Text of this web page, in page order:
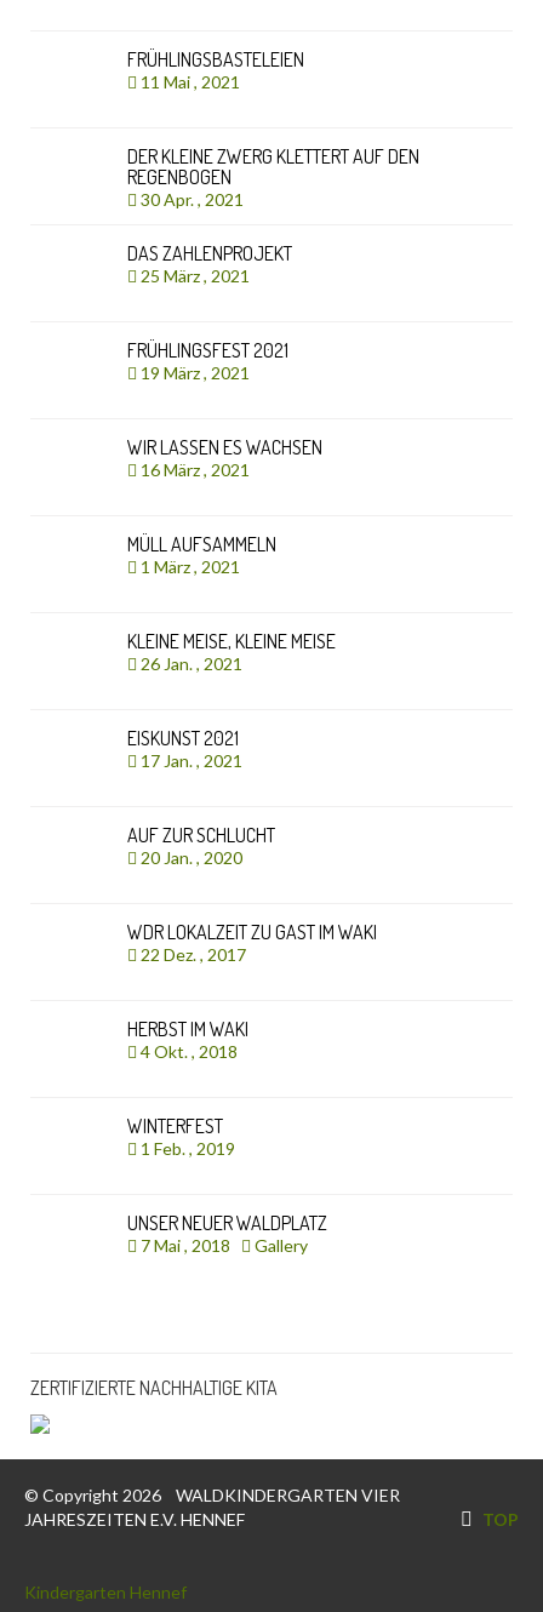
FRÜHLINGSBASTELEIEN
11 Mai , 2021
DER KLEINE ZWERG KLETTERT AUF DEN
REGENBOGEN
30 Apr. , 2021
DAS ZAHLENPROJEKT
25 März , 2021
FRÜHLINGSFEST 2021
19 März , 2021
WIR LASSEN ES WACHSEN
16 März , 2021
MÜLL AUFSAMMELN
1 März , 2021
KLEINE MEISE, KLEINE MEISE
26 Jan. , 2021
EISKUNST 2021
17 Jan. , 2021
AUF ZUR SCHLUCHT
20 Jan. , 2020
WDR LOKALZEIT ZU GAST IM WAKI
22 Dez. , 2017
HERBST IM WAKI
4 Okt. , 2018
WINTERFEST
1 Feb. , 2019
UNSER NEUER WALDPLATZ
7 Mai , 2018 Gallery
ZERTIFIZIERTE NACHHALTIGE KITA
© Copyright 2026 WALDKINDERGARTEN VIER
JAHRESZEITEN E.V. HENNEF
TOP
Kindergarten Hennef